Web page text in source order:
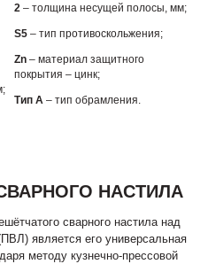
2 – толщина несущей полосы, мм;
S5 – тип противоскольжения;
Zn – материал защитного
покрытия – цинк;
Тип А – тип обрамления.
НАСТИЛА
сварного настила над
является его универсальная
методу кузнечно-прессовой